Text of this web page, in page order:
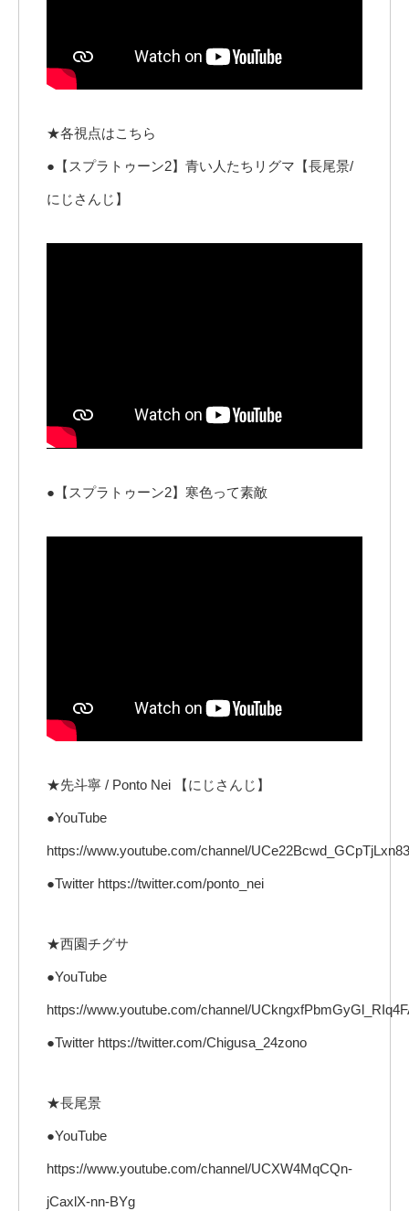
★各視点はこちら
●【スプラトゥーン2】青い人たちリグマ【長尾景/
にじさんじ】
●【スプラトゥーン2】寒色って素敵
★先斗寧 / Ponto Nei 【にじさんじ】
●YouTube
https://www.youtube.com/channel/
●Twitter https://twitter.com/ponto_nei
★西園チグサ
●YouTube
https://www.youtube.com/channel/
●Twitter https://twitter.com/Chigusa_24zono
★長尾景
●YouTube
https://www.youtube.com/channel/UCXW4MqCQn-
jCaxlX-nn-BYg